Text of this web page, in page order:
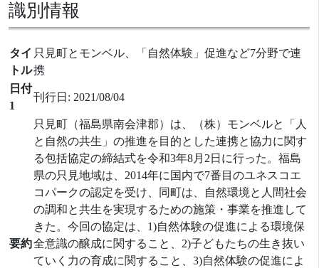
識別情報
タイ
トル
只見町とモンベル、「自然体験」促進など7分野で連
携
日付
1
刊行日: 2021/08/04
要約
只見町（福島県南会津郡）は、（株）モンベルと「人
と自然の共生」の推進を目的とした連携と協力に関す
る包括協定の締結式を令和3年8月2日に行った。福島
県の只見地域は、2014年に国内で7番目のユネスコエ
コパークの認定を受け、同町は、自然環境と人間社会
の調和と共生を実現するための施策・事業を推進して
きた。今回の協定は、1)自然体験の促進による環境保
全意識の醸成に関すること、2)子どもたちの生き抜い
ていく力の育成に関すること、3)自然体験の促進によ